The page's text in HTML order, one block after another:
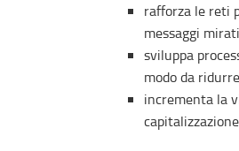
rafforza le reti
messaggi
sviluppa
modo da
incrementa la